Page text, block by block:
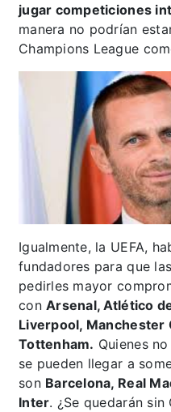
jugar competiciones
manera no podrían
Champions League
Igualmente, la UEFA,
fundadores para que
pedirles mayor
conArsenal, Atlético
Liverpool, Manchester
Tottenham. Quienes
se pueden llegar a
son Barcelona, Real
Inter. ¿Se quedarán